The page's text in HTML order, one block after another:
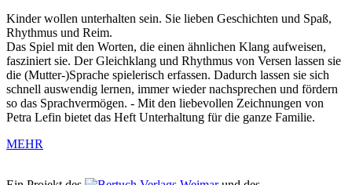
Kinder wollen unterhalten sein. Sie lieben Geschichten und Spaß,
Rhythmus und Reim.
Das Spiel mit den Worten, die einen ähnlichen Klang aufweisen,
fasziniert sie. Der Gleichklang und Rhythmus von Versen lassen sie
die (Mutter-)Sprache spielerisch erfassen. Dadurch lassen sie sich
schnell auswendig lernen, immer wieder nachsprechen und fördern
so das Sprachvermögen. - Mit den liebevollen Zeichnungen von
Petra Lefin bietet das Heft Unterhaltung für die ganze Familie.
MEHR